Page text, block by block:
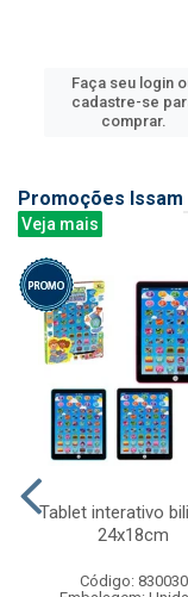
Faça seu login
cadastre-se
comprar.
Promoções Issam
Veja mais
Tablet interativo
24x18cm
Código: 830030